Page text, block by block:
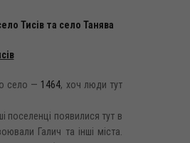
Тисів та село Танява
село — 1464, хоч люди тут
поселенці появилися тут в
Галич та інші міста.